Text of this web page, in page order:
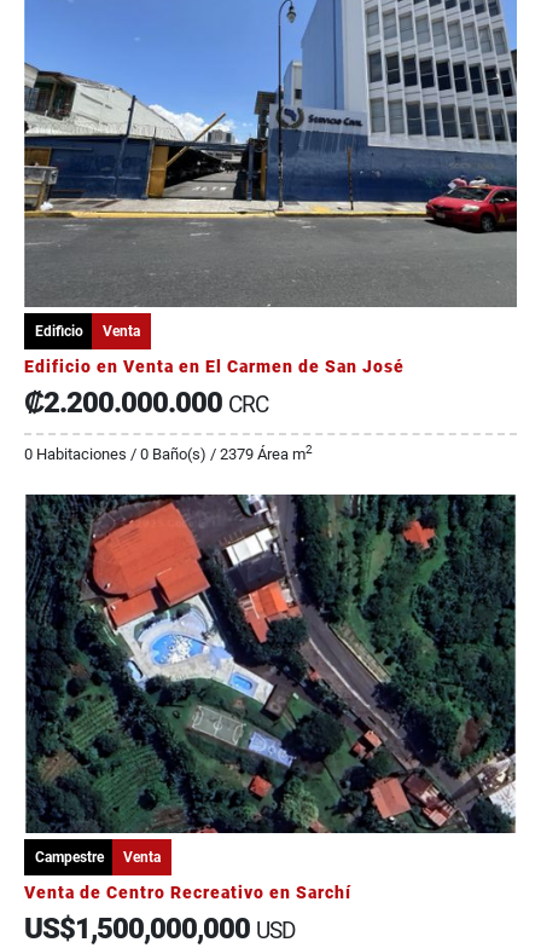
Edificio Venta
Edificio en Venta en El Carmen de San José
₡2.200.000.000 CRC
0 Habitaciones / 0 Baño(s) / 2379 Área m2
Campestre Venta
Venta de Centro Recreativo en Sarchí
US$1,500,000,000 USD